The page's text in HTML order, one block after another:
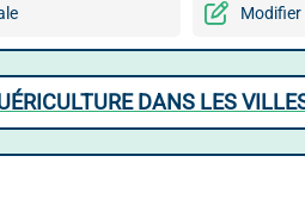
Modifier
DANS LES